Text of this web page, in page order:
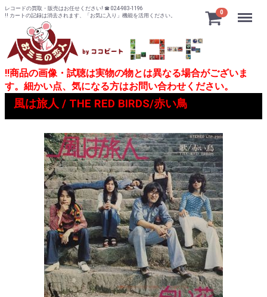
レコードの買取・販売はお任せください! ☎ 024-983-1196
!! カートの記録は消去されます、「お気に入り」機能を活用ください。
0 Menu
!!商品の画像・試聴は実物の物とは異なる場合がございま
す。細かい点、気になる方はお問い合わせください。
風は旅人 / THE RED BIRDS/赤い鳥